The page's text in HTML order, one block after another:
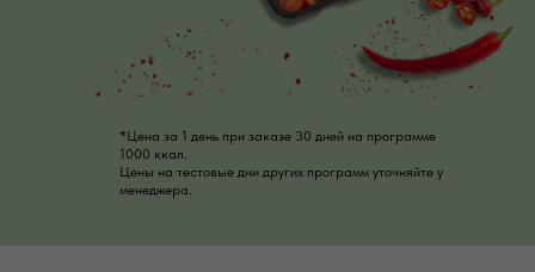
*Цена за 1 день при заказе 30 дней на программе
1000 ккал.
Цены на тестовые дни других программ уточняйте у
менеджера.